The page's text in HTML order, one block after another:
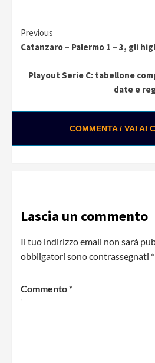
Continue
Previous
Catanzaro – Palermo 1 – 3, gli
Playout Serie C: tabellone
date e
COMMENTA / VAI AI
Lascia un commento
Il tuo indirizzo email non sarà
obbligatori sono contrassegnati *
Commento*